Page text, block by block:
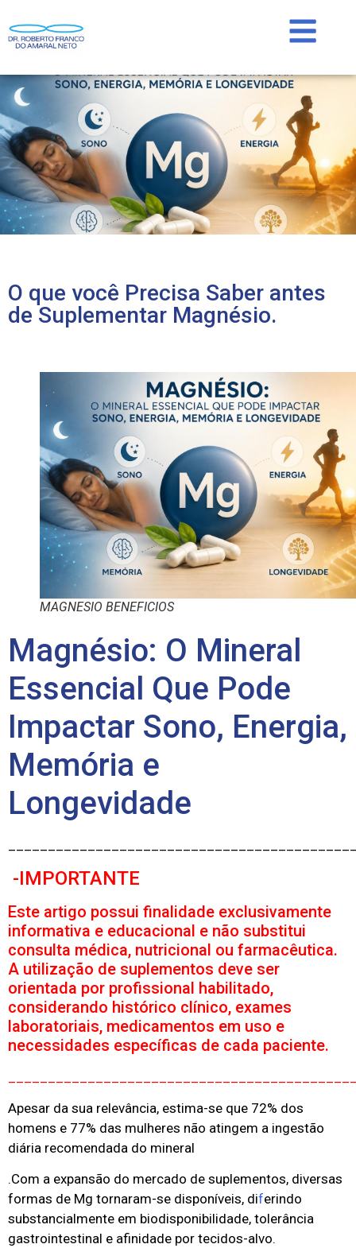
O que você Precisa Saber antes
de Suplementar Magnésio.
MAGNESIO BENEFICIOS
Magnésio: O Mineral
Essencial Que Pode
Impactar Sono, Energia,
Memória e
Longevidade
-IMPORTANTE
Este artigo possui finalidade exclusivamente
informativa e educacional e não substitui
consulta médica, nutricional ou farmacêutica.
A utilização de suplementos deve ser
orientada por profissional habilitado,
considerando histórico clínico, exames
laboratoriais, medicamentos em uso e
necessidades específicas de cada paciente.
Apesar da sua relevância, estima-se que 72% dos
homens e 77% das mulheres não atingem a ingestão
diária recomendada do mineral
.Com a expansão do mercado de suplementos, diversas
formas de Mg tornaram-se disponíveis, diferindo
substancialmente em biodisponibilidade, tolerância
gastrointestinal e afinidade por tecidos-alvo.